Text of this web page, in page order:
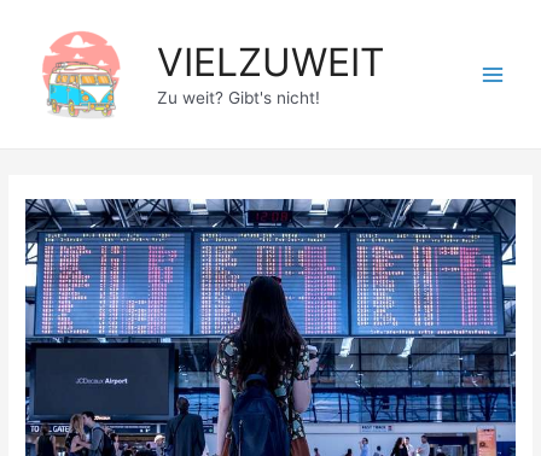
springen
VIELZUWEIT
Zu weit? Gibt's nicht!